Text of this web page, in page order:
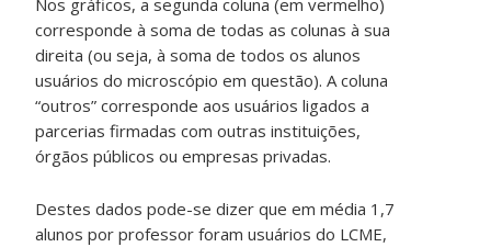
Nos gráficos, a segunda coluna (em vermelho)
corresponde à soma de todas as colunas à sua
direita (ou seja, à soma de todos os alunos
usuários do microscópio em questão). A coluna
“outros” corresponde aos usuários ligados a
parcerias firmadas com outras instituições,
órgãos públicos ou empresas privadas.
Destes dados pode-se dizer que em média 1,7
alunos por professor foram usuários do LCME,